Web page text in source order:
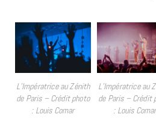
L’Impératrice au Zénith
de Paris – Crédit photo
: Louis Comar
L’Impératrice au
de Paris – Crédit
: Louis Comar